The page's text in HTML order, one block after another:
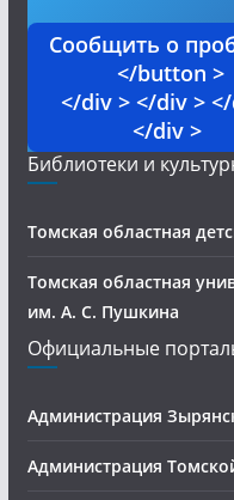
Сообщить о
</button >
</div > </div >
</div >
Библиотеки и
Томская областная
Томская областная
им. А. С. Пушкина
Официальные
Администрация
Администрация